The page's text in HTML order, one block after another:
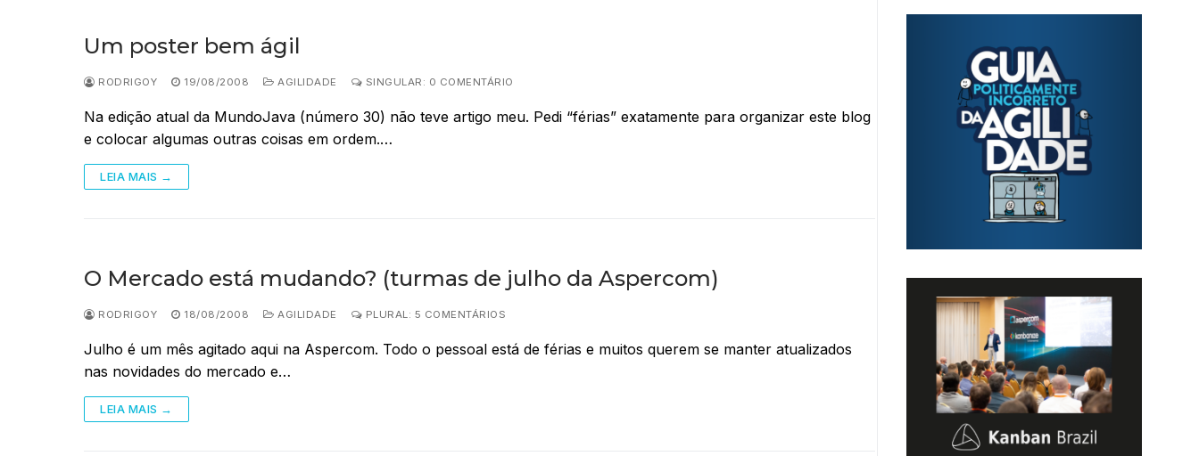
Um poster bem ágil
RODRIGOY 19/08/2008 AGILIDADE SINGULAR: 0 COMENTÁRIO
Na edição atual da MundoJava (número 30) não teve artigo meu. Pedi “férias” exatamente para organizar este blog
e colocar algumas outras coisas em ordem.…
LEIA MAIS →
O Mercado está mudando? (turmas de julho da Aspercom)
RODRIGOY 18/08/2008 AGILIDADE PLURAL: 5 COMENTÁRIOS
Julho é um mês agitado aqui na Aspercom. Todo o pessoal está de férias e muitos querem se manter atualizados
nas novidades do mercado e…
LEIA MAIS →